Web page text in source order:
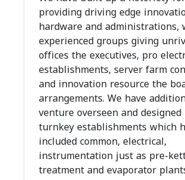
providing driving edge
hardware and administrations,
experienced groups giving
offices the executives, pro
establishments, server farm
and innovation resource the
arrangements. We have
venture overseen and
turnkey establishments which
included common, electrical,
instrumentation just as pre-
treatment and evaporator